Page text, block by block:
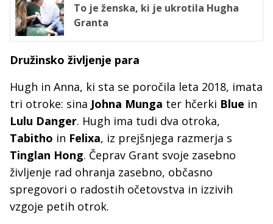
To je ženska, ki je ukrotila Hugha
Granta
Družinsko življenje para
Hugh in Anna, ki sta se poročila leta 2018, imata
tri otroke: sina Johna Munga ter hčerki Blue in
Lulu Danger. Hugh ima tudi dva otroka,
Tabitho in Felixa, iz prejšnjega razmerja s
Tinglan Hong. Čeprav Grant svoje zasebno
življenje rad ohranja zasebno, občasno
spregovori o radostih očetovstva in izzivih
vzgoje petih otrok.